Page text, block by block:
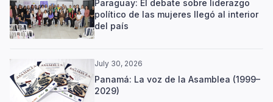
Paraguay: El debate sobre liderazgo
político de las mujeres llegó al interior
del país
July 30, 2026
Panamá: La voz de la Asamblea (1999–
2029)